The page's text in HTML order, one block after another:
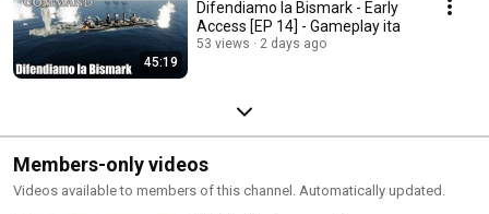
45:19
Difendiamo la Bismark - Early
Access [EP 14] - Gameplay ita
53 views 2 days ago
Members-only videos
Videos available to members of this channel. Automatically updated.